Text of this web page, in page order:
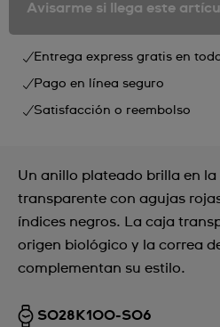
Avisarme si llega este
Entrega express gratis en
Pago en línea seguro
Satisfacción o reembolso
Un anillo plateado brilla en la
transparente con agujas
índices negros. La caja
origen biológico y la correa
complementan su estilo.
SO28K100-S06